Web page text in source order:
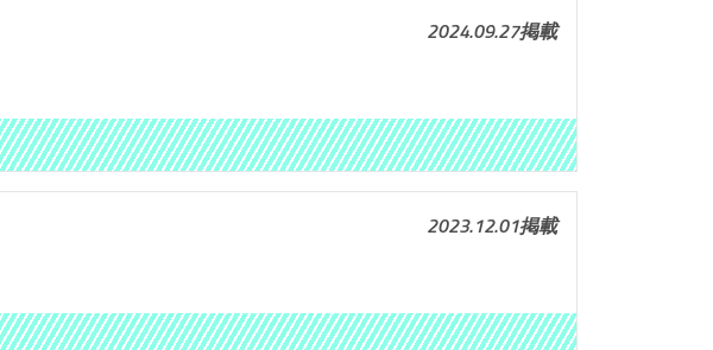
2024.09.27掲載
2023.12.01掲載